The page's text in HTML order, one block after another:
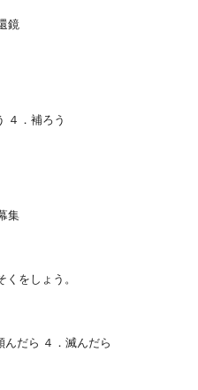
鏡
４．補ろう
集
をしょう。
んだら ４．滅んだら